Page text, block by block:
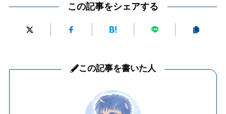
この記事をシェアする
この記事を書いた人